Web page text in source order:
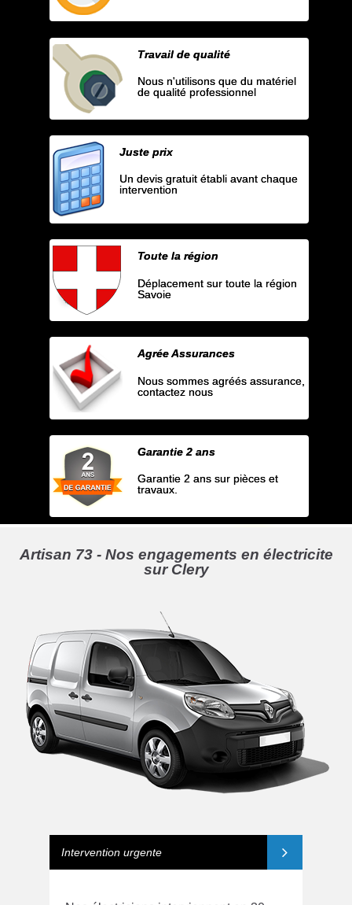
Travail de qualité
Nous n'utilisons que du matériel
de qualité professionnel
Juste prix
Un devis gratuit établi avant chaque
intervention
Toute la région
Déplacement sur toute la région
Savoie
Agrée Assurances
Nous sommes agréés assurance,
contactez nous
Garantie 2 ans
Garantie 2 ans sur pièces et
travaux.
Artisan 73 - Nos engagements en électricite
sur Clery
Intervention urgente